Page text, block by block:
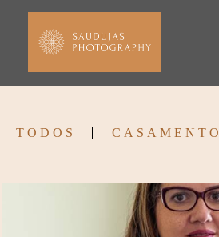
TODOS CASAMENTO